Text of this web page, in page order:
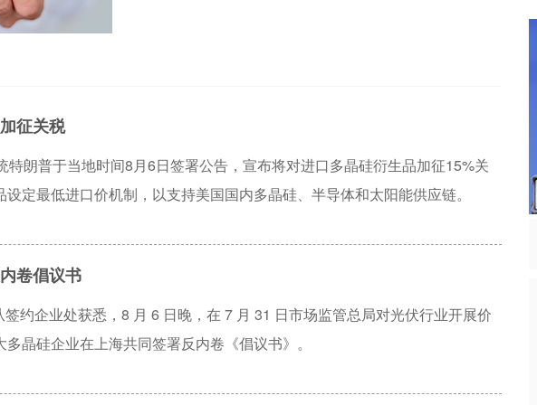
征关税
特朗普于当地时间8月6日签署公告，宣布将对进口多晶硅衍生品加征15%关
定最低进口价机制，以支持美国国内多晶硅、半导体和太阳能供应链。
卷倡议书
约企业处获悉，8 月 6 日晚，在 7 月 31 日市场监管总局对光伏行业开展价
晶硅企业在上海共同签署反内卷《倡议书》。